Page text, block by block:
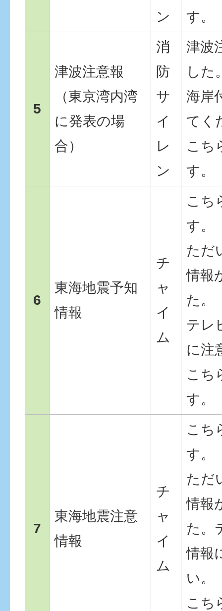
ン
す。
5
津波注意報
（東京湾内湾
に発表の場
合）
消
防
サ
イ
レ
ン
津波
した
海岸
てく
こち
す。
6
東海地震予知
情報
チ
ャ
イ
ム
こち
す。
ただ
情報
た。
テレ
に注
こち
す。
7
東海地震注意
情報
チ
ャ
イ
ム
こち
す。
ただ
情報
た。
情報
い。
こち